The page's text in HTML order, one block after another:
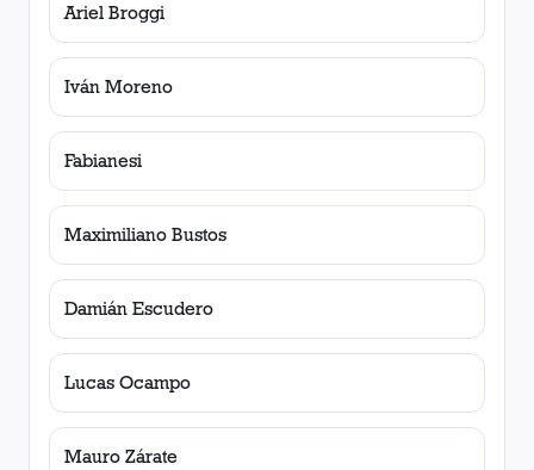
Ariel Broggi
Iván Moreno
Fabianesi
Maximiliano Bustos
Damián Escudero
Lucas Ocampo
Mauro Zárate